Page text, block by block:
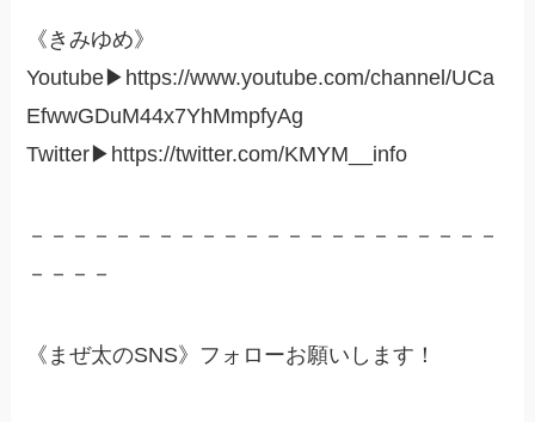
《きみゆめ》
Youtube▶︎https://www.youtube.com/channel/UCa
EfwwGDuM44x7YhMmpfyAg
Twitter▶︎https://twitter.com/KMYM__info
－－－－－－－－－－－－－－－－－－－－－－
－－－－
《まぜ太のSNS》フォローお願いします！